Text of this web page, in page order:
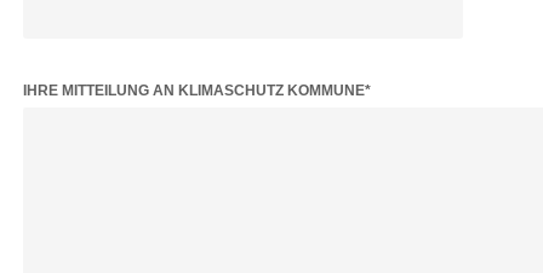
BITTE LASSE DIESES FELD LEER.
IHRE MITTEILUNG AN KLIMASCHUTZ KOMMUNE*